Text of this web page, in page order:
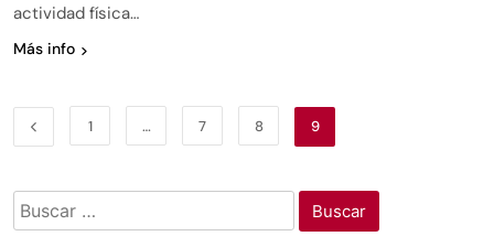
actividad física…
Más info
1 … 7 8 9